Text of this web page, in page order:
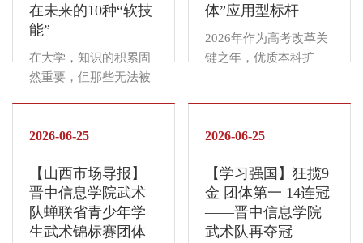
一时代命题下，晋中信
息学院以“最艺术的非艺
术院校”为办学追求，将
美育融入教育教学各环
实践活动、艺术创作、
基：美育扎根课堂课程
是美育的主渠道。...
学院紧密对接国家战略
和区域经济发展需求，
围绕“信息产业商学院”
培养模式，致力于培养
商经营管理人才”。
2024年至2026年，学校
在ABC中国民办大学排
名中位列全国第五、...
在未来的10种“软技
能”
在大学，知识的积累固
然重要，但那些无法被
技能”，同样不可或缺。
特色的“素质教育”体
系，正是为你提供了这
样一个绝佳的课外淬炼
场。课堂之外，才是你
体”应用型标杆
2026年作为高考改革关
键之年，优质本科扩
考生与家长亟需权威、
解招考信息不对称、志
愿填报难等痛点，山西
晚报联动山东、广东、
陕西等七省主流媒体，
2026-06-25
【山西市场导报】
晋中信息学院武术
队蝉联省青少年学
生武术锦标赛团体
2026-06-25
【学习强国】狂揽9
金 团体第一 14连冠
——晋中信息学院
武术队再夺冠